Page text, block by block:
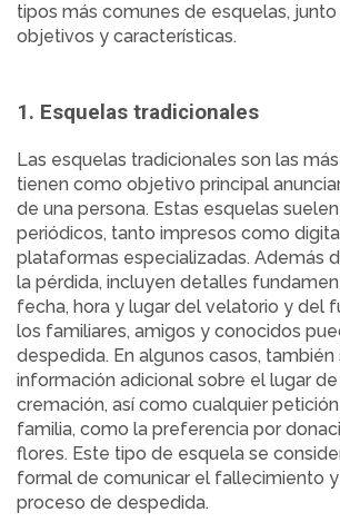
tipos más comunes de esquelas, junto
objetivos y características.
1. Esquelas tradicionales
Las esquelas tradicionales son las
tienen como objetivo principal
de una persona. Estas esquelas
periódicos, tanto impresos como
plataformas especializadas. Además
la pérdida, incluyen detalles
fecha, hora y lugar del velatorio y del
los familiares, amigos y conocidos
despedida. En algunos casos,
información adicional sobre el lugar
cremación, así como cualquier
familia, como la preferencia por
flores. Este tipo de esquela se
formal de comunicar el fallecimiento
proceso de despedida.